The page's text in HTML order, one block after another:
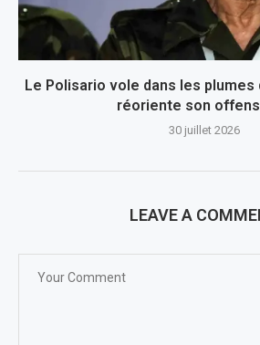
Le Polisario vole dans les plumes
réoriente son
30 juillet 2026
LEAVE A